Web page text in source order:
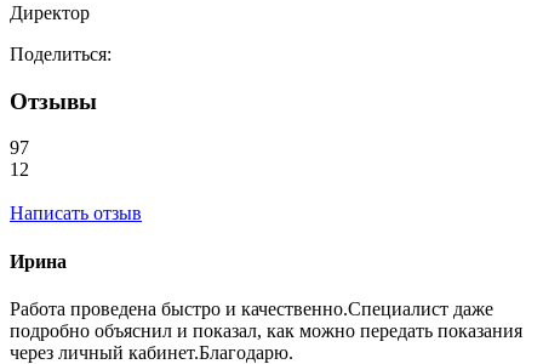
Директор
Поделиться:
Отзывы
97
12
Написать отзыв
Ирина
Работа проведена быстро и качественно.Специалист даже
подробно объяснил и показал, как можно передать показания
через личный кабинет.Благодарю.